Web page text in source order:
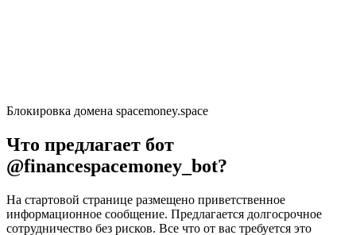
Блокировка домена spacemoney.space
Что предлагает бот
@financespacemoney_bot?
На стартовой странице размещено приветственное
информационное сообщение. Предлагается долгосрочное
сотрудничество без рисков. Все что от вас требуется это